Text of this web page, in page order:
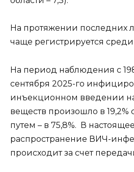
На протяжении последних
чаще регистрируется
На период наблюдения с
сентября 2025-го
инъекционном введении
веществ произошло в 19,2%
путем – в 75,8%. В
распространение ВИЧ-
происходит за счет